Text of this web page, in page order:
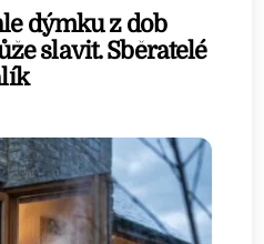
dýmku z dob
slavit. Sběratelé